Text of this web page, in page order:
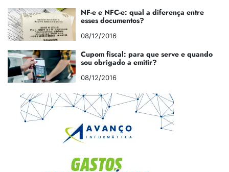
NF-e e NFC-e: qual a diferença entre
esses documentos?
08/12/2016
Cupom fiscal: para que serve e quando
sou obrigado a emitir?
08/12/2016